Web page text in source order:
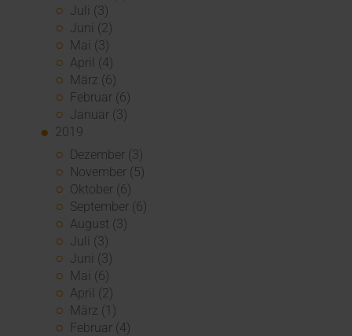
Juli (3)
Juni (2)
Mai (3)
April (4)
März (6)
Februar (6)
Januar (3)
2019
Dezember (3)
November (5)
Oktober (6)
September (6)
August (3)
Juli (3)
Juni (3)
Mai (6)
April (2)
März (1)
Februar (4)